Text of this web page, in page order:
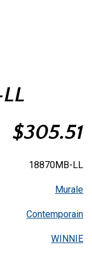
$305.51
18870MB-LL
Murale
Contemporain
WINNIE